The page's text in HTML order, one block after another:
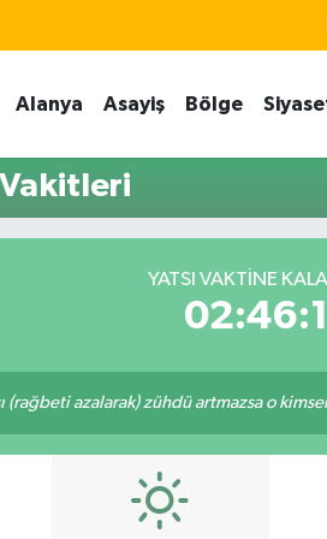
Alanya Asayiş Bölge
YATSI VAKTINE
(rağbeti azalarak) zühdü artmazsa o